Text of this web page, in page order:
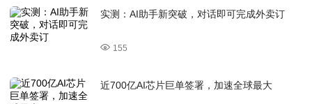
实测：AI助手新突破，对话即可完成外卖订
155
近700亿AI芯片巨单签署，加速全球最大